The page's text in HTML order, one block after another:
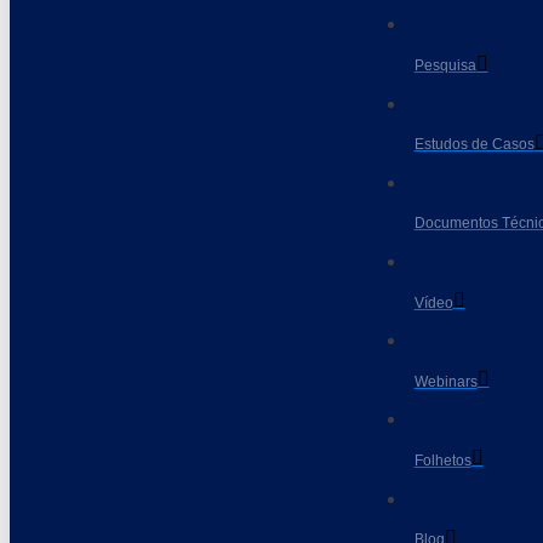
Pesquisa
Estudos de Casos
Documentos
Vídeo
Webinars
Folhetos
Blog